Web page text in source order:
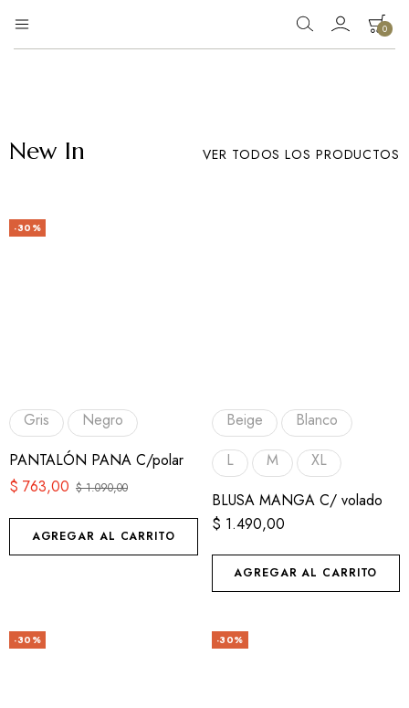
0
New In VER TODOS LOS PRODUCTOS
-30%
Gris
Negro
PANTALÓN PANA C/polar
$1.090,00
$ 763,00
AGREGAR AL CARRITO
Beige
Blanco
L
M
XL
BLUSA MANGA C/ volado
$ 1.490,00
AGREGAR AL CARRITO
-30% -30%